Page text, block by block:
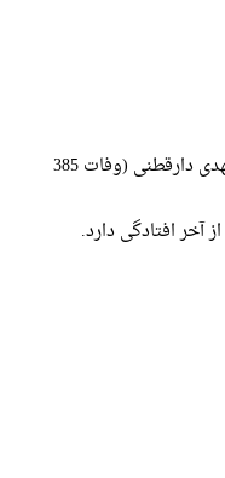
مؤلف: حافظ ابوالحسن علی بن عمر بن مهدی دارقطنی (وفات 385